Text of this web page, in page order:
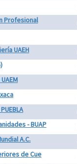
Profesional
UAEH
- BUAP
A.C.
de Cue